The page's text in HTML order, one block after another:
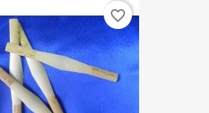
favorite_border